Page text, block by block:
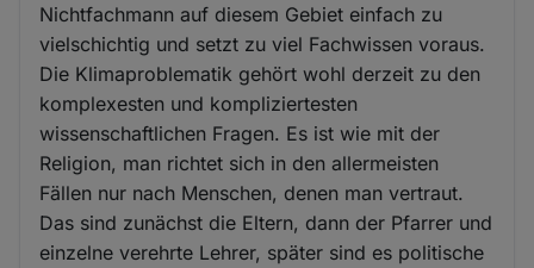
Nichtfachmann auf diesem Gebiet einfach zu
vielschichtig und setzt zu viel Fachwissen voraus.
Die Klimaproblematik gehört wohl derzeit zu den
komplexesten und kompliziertesten
wissenschaftlichen Fragen. Es ist wie mit der
Religion, man richtet sich in den allermeisten
Fällen nur nach Menschen, denen man vertraut.
Das sind zunächst die Eltern, dann der Pfarrer und
einzelne verehrte Lehrer, später sind es politische